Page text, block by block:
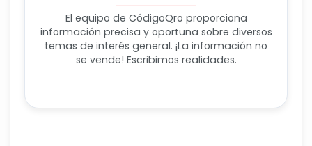
El equipo de CódigoQro proporciona
información precisa y oportuna sobre diversos
temas de interés general. ¡La información no
se vende! Escribimos realidades.